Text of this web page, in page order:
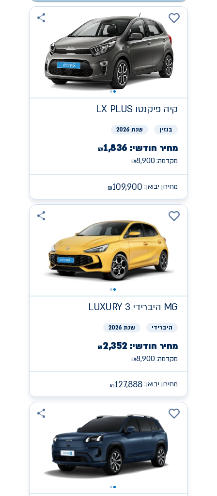
קיה LX PLUS פיקנטו
בנזין שנת 2026
מחיר חודשי: ₪1,836
מקדמה: ₪8,900
מחירון יבואן: ₪109,900
MG היברידי LUXURY 3
היברידי שנת 2026
מחיר חודשי: ₪2,352
מקדמה: ₪8,900
מחירון יבואן: ₪127,888